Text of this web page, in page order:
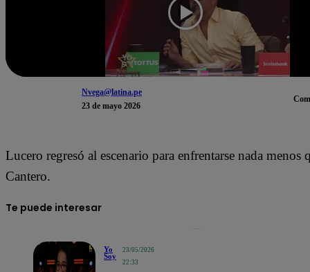
Nvega@latina.pe
23 de mayo 2026
Lucero regresó al escenario para enfrentarse nada menos
Cantero.
Te puede interesar
Yo
Soy
23/05/2026
22:33